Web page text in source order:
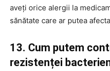
aveți orice alergii la
sănătate care ar putea
13. Cum putem
rezistenței